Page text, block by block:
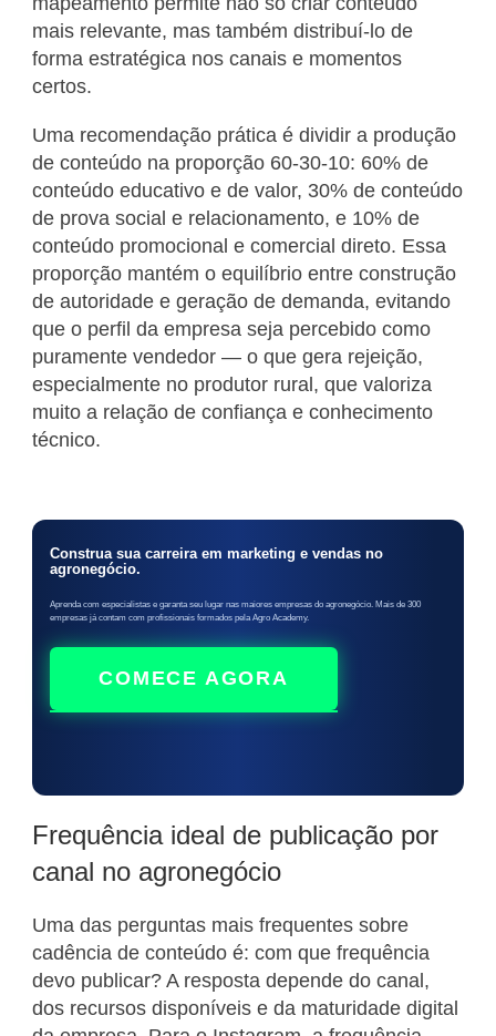
mais relevante, mas também distribuí-lo de
forma estratégica nos canais e momentos
certos.
Uma recomendação prática é dividir a produção
de conteúdo na proporção 60-30-10: 60% de
conteúdo educativo e de valor, 30% de conteúdo
de prova social e relacionamento, e 10% de
conteúdo promocional e comercial direto. Essa
proporção mantém o equilíbrio entre construção
de autoridade e geração de demanda, evitando
que o perfil da empresa seja percebido como
puramente vendedor — o que gera rejeição,
especialmente no produtor rural, que valoriza
muito a relação de confiança e conhecimento
técnico.
Construa sua carreira em marketing e vendas no
agronegócio.
Aprenda com especialistas e garanta seu lugar nas maiores empresas do agronegócio. Mais de 300
empresas já contam com profissionais formados pela Agro Academy.
COMECE AGORA
Frequência ideal de publicação por
canal no agronegócio
Uma das perguntas mais frequentes sobre
cadência de conteúdo é: com que frequência
devo publicar? A resposta depende do canal,
dos recursos disponíveis e da maturidade digital